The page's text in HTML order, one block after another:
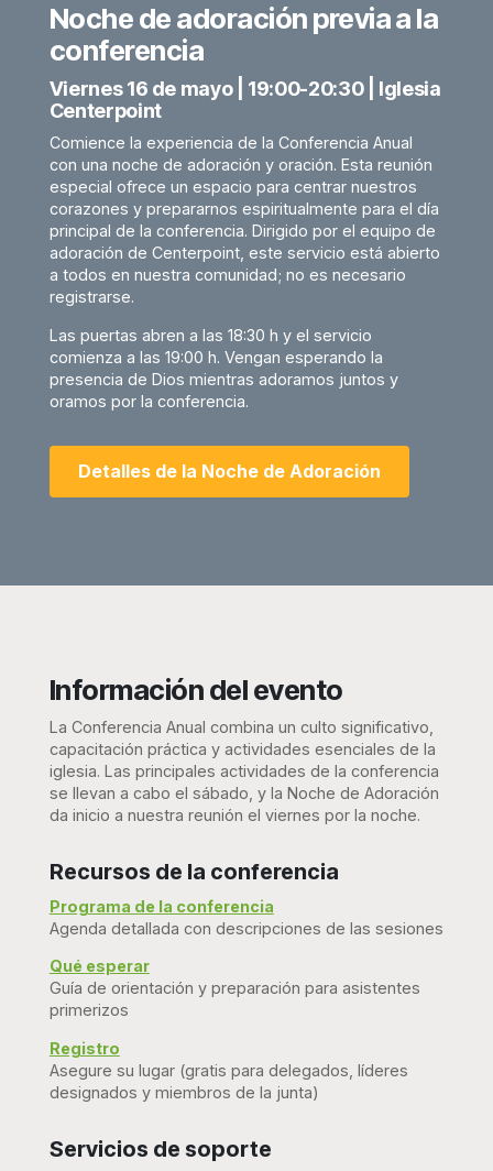
Noche de adoración previa a la
conferencia
Viernes 16 de mayo | 19:00-20:30 | Iglesia
Centerpoint
Comience la experiencia de la Conferencia Anual
con una noche de adoración y oración. Esta reunión
especial ofrece un espacio para centrar nuestros
corazones y prepararnos espiritualmente para el día
principal de la conferencia. Dirigido por el equipo de
adoración de Centerpoint, este servicio está abierto
a todos en nuestra comunidad; no es necesario
registrarse.
Las puertas abren a las 18:30 h y el servicio
comienza a las 19:00 h. Vengan esperando la
presencia de Dios mientras adoramos juntos y
oramos por la conferencia.
Detalles de la Noche de Adoración
Información del evento
La Conferencia Anual combina un culto significativo,
capacitación práctica y actividades esenciales de la
iglesia. Las principales actividades de la conferencia
se llevan a cabo el sábado, y la Noche de Adoración
da inicio a nuestra reunión el viernes por la noche.
Recursos de la conferencia
Programa de la conferencia
Agenda detallada con descripciones de las sesiones
Qué esperar
Guía de orientación y preparación para asistentes
primerizos
Registro
Asegure su lugar (gratis para delegados, líderes
designados y miembros de la junta)
Servicios de soporte